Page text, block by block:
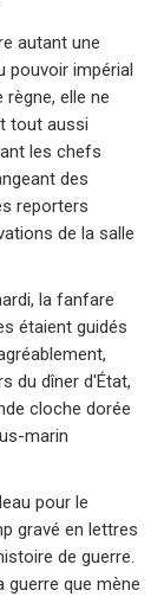
autant une
pouvoir impérial
elle ne
tout aussi
les chefs
des
reporters
de la salle
la fanfare
étaient guidés
du dîner d'État,
cloche dorée
marin
pour le
gravé en lettres
de guerre.
guerre que mène